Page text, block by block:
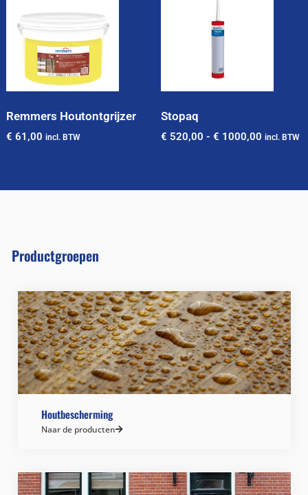
Remmers Houtontgrijzer
€ 61,00 incl. BTW
Stopaq
€ 520,00 - € 1000,00 incl. BTW
Productgroepen
Houtbescherming
Naar de producten